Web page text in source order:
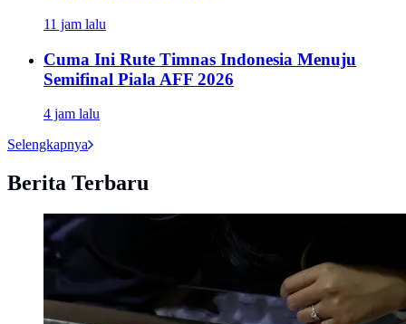
11 jam lalu
Cuma Ini Rute Timnas Indonesia Menuju
Semifinal Piala AFF 2026
4 jam lalu
Selengkapnya
Berita Terbaru